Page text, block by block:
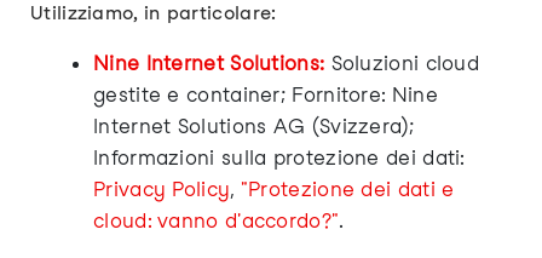
Utilizziamo, in particolare:
Nine Internet Solutions: Soluzioni cloud
gestite e container; Fornitore: Nine
Internet Solutions AG (Svizzera);
Informazioni sulla protezione dei dati:
Privacy Policy, "Protezione dei dati e
cloud: vanno d'accordo?".